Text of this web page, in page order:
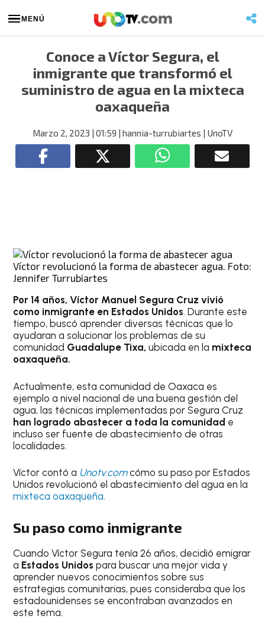
MENÚ
Conoce a Víctor Segura, el
inmigrante que transformó el
suministro de agua en la mixteca
oaxaqueña
Marzo 2, 2023 | 01:59 | hannia-turrubiartes | UnoTV
Víctor revolucionó la forma de abastecer agua. Foto:
Jennifer Turrubiartes
Por 14 años, Víctor Manuel Segura Cruz vivió
como inmigrante en Estados Unidos. Durante este
tiempo, buscó aprender diversas técnicas que lo
ayudaran a solucionar los problemas de su
comunidad Guadalupe Tixa, ubicada en la mixteca
oaxaqueña.
Actualmente, esta comunidad de Oaxaca es
ejemplo a nivel nacional de una buena gestión del
agua, las técnicas implementadas por Segura Cruz
han logrado abastecer a toda la comunidad e
incluso ser fuente de abastecimiento de otras
localidades.
Víctor contó a Unotv.com cómo su paso por Estados
Unidos revolucionó el abastecimiento del agua en la
mixteca oaxaqueña.
Su paso como inmigrante
Cuando Víctor Segura tenía 26 años, decidió emigrar
a Estados Unidos para buscar una mejor vida y
aprender nuevos conocimientos sobre sus
estrategias comunitarias, pues consideraba que los
estadounidenses se encontraban avanzados en
este tema.